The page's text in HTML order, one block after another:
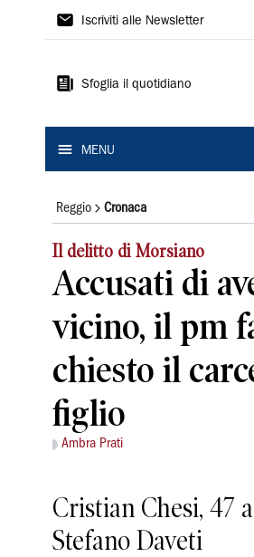
Gazzetta
Reggio
Iscriviti alle Newsletter
Sfoglia il quotidiano
MENU
Reggio Cronaca
Il delitto di Morsiano
Accusati di
vicino, il pm
chiesto il
figlio
Ambra Prati
Cristian Chesi, 47
Stefano Daveti